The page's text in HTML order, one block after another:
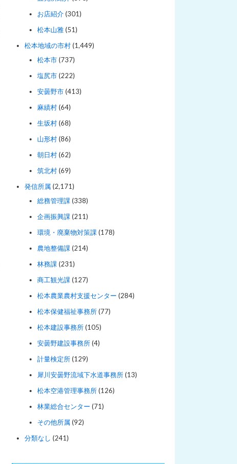
お店紹介(301)
松本山雅(51)
松本地域の市村(1,449)
松本市(737)
塩尻市(222)
安曇野市(413)
麻績村(64)
生坂村(68)
山形村(86)
朝日村(62)
筑北村(69)
発信所属(2,171)
総務管理課 (338)
企画振興課 (211)
環境・廃棄物対策課 (178)
農地整備課 (214)
林務課 (231)
商工観光課 (127)
松本農業農村支援センター (284)
松本保健福祉事務所(77)
松本建設事務所(105)
安曇野建設事務所(4)
計量検定所(129)
犀川安曇野流域下水道事務所(13)
松本空港管理事務所(126)
林業総合センター (71)
その他所属(92)
分類なし (241)